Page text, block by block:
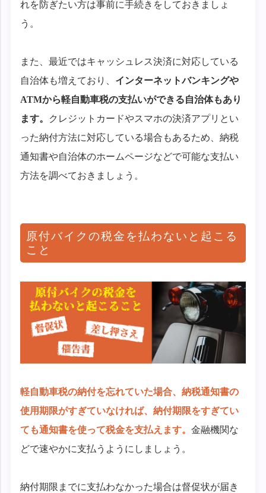
れを防ぎたい方は事前に手続きをしておきましょ
う。
また、最近ではキャッシュレス決済に対応している
自治体も増えており、 インターネットバンキングや
ATMから軽自動車税の支払いができる自治体もあり
ます。 クレジットカードやスマホの決済アプリとい
った納付方法に対応している場合もあるため、納税
通知書や自治体のホームページなどで可能な支払い
方法を調べておきましょう。
原付バイクの税金を払わないと起こる
こと
軽自動車税の納付を忘れていた場合、納税通知書の
使用期限がすぎていなければ、納付期限をすぎてい
ても通知書を使って税金を支払えます。金融機関な
どで速やかに支払うようにしましょう。
納付期限までに支払わなかった場合は督促状が届き